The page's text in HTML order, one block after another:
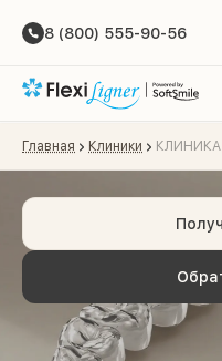
8 (800) 555-90-56
Главная Клиники